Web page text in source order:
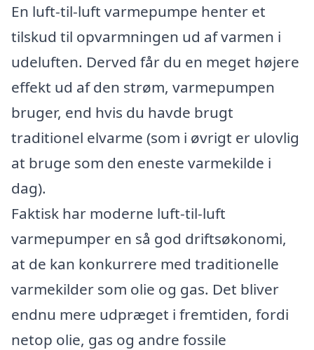
En luft-til-luft varmepumpe henter et
tilskud til opvarmningen ud af varmen i
udeluften. Derved får du en meget højere
effekt ud af den strøm, varmepumpen
bruger, end hvis du havde brugt
traditionel elvarme (som i øvrigt er ulovlig
at bruge som den eneste varmekilde i
dag).
Faktisk har moderne luft-til-luft
varmepumper en så god driftsøkonomi,
at de kan konkurrere med traditionelle
varmekilder som olie og gas. Det bliver
endnu mere udpræget i fremtiden, fordi
netop olie, gas og andre fossile